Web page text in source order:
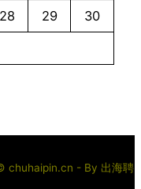
28 29 30
chuhaipin.cn - By 出海聘